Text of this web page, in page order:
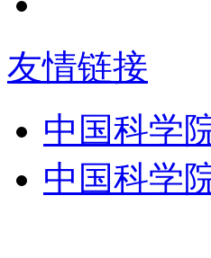
友情链接
中国科学
中国科学